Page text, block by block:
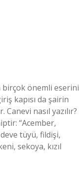
birçok önemli eserini
kapısı da şairin
nasıl yazılır?
“Acember,
tüyü, fildişi,
sekoya, kızıl